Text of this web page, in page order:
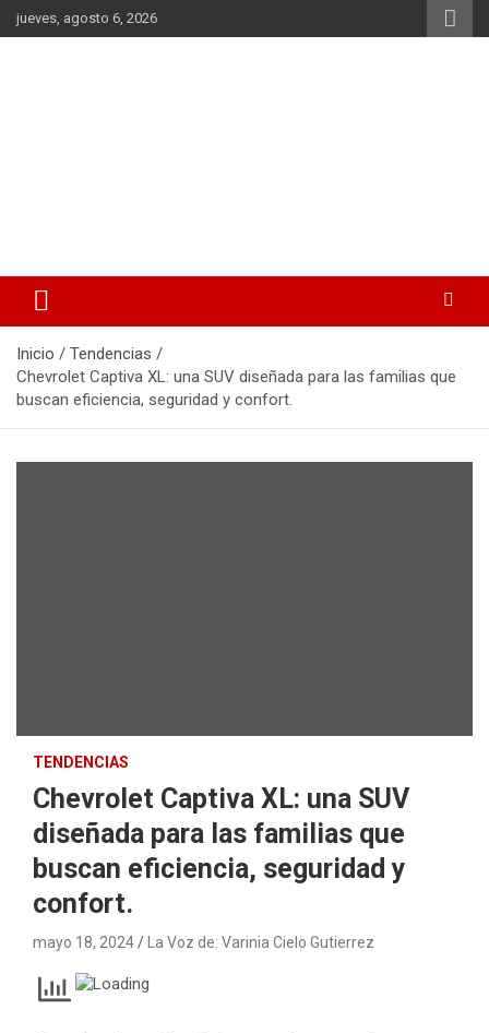
Saltar
al
jueves, agosto 6, 2026
Inicio
Tendencias
Chevrolet Captiva XL: una SUV diseñada para las familias que
buscan eficiencia, seguridad y confort.
TENDENCIAS
Chevrolet Captiva XL: una SUV
diseñada para las familias que
buscan eficiencia, seguridad y
confort.
mayo 18, 2024 La Voz de: Varinia Cielo Gutierrez